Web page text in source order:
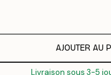
AJOUTER AU
Livraison sous 3-5